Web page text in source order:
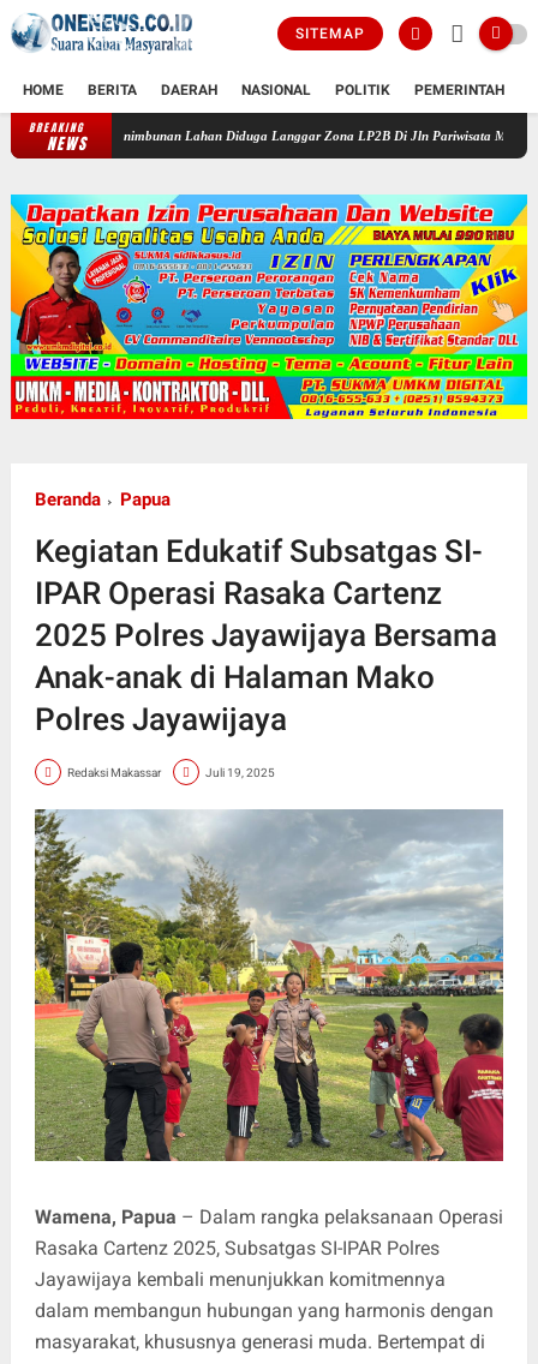
SITEMAP
HOME BERITA DAERAH NASIONAL POLITIK PEMERINTAH
BREAKING
NEWS
Penimbunan Lahan Diduga Langgar Zona LP2B Di Jln Pariwisata Macanda Gowa,
Beranda Papua
Kegiatan Edukatif Subsatgas SI-
IPAR Operasi Rasaka Cartenz
2025 Polres Jayawijaya Bersama
Anak-anak di Halaman Mako
Polres Jayawijaya
Redaksi Makassar Juli 19, 2025
Wamena, Papua – Dalam rangka pelaksanaan Operasi
Rasaka Cartenz 2025, Subsatgas SI-IPAR Polres
Jayawijaya kembali menunjukkan komitmennya
dalam membangun hubungan yang harmonis dengan
masyarakat, khususnya generasi muda. Bertempat di